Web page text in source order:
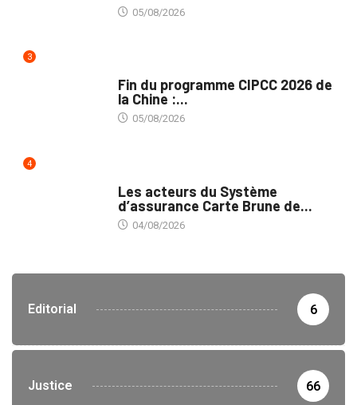
05/08/2026
3
Fin du programme CIPCC 2026 de
la Chine :...
05/08/2026
4
Les acteurs du Système
d’assurance Carte Brune de...
04/08/2026
Editorial 6
Justice 66